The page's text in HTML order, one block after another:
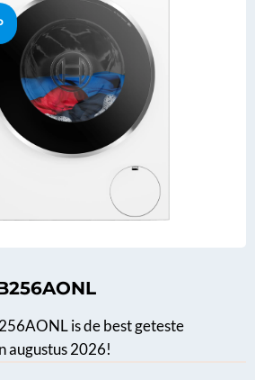
is de best geteste
augustus 2026!